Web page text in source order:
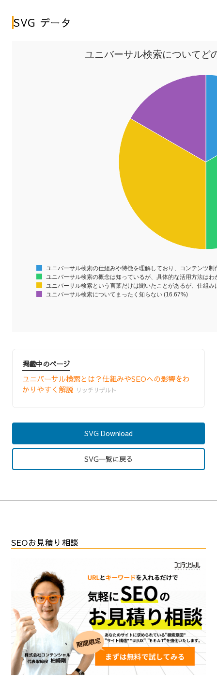
SVG データ
ユニバーサル検索についてど
ユニバーサル検索の仕組みや特徴を理解しており、コンテンツ
ユニバーサル検索の概念は知っているが、具体的な活用方法は
ユニバーサル検索という言葉だけは聞いたことがあるが、仕組
ユニバーサル検索についてまったく知らない (16.67%)
掲載中のページ
ユニバーサル検索とは？仕組みやSEOへの影響をわ
かりやすく解説 リッチリザルト
SVG Download
SVG一覧に戻る
SEOお見積り相談